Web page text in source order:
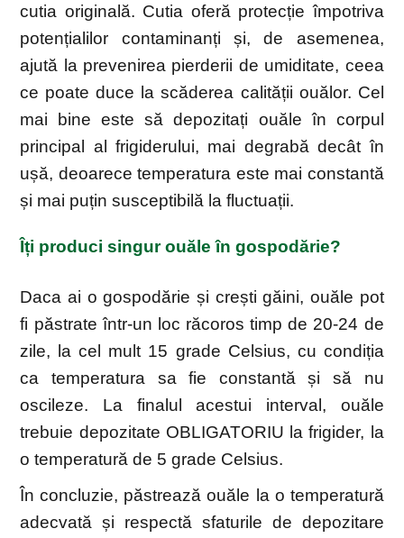
cutia originală. Cutia oferă protecție împotriva
potențialilor contaminanți și, de asemenea,
ajută la prevenirea pierderii de umiditate, ceea
ce poate duce la scăderea calității ouălor. Cel
mai bine este să depozitați ouăle în corpul
principal al frigiderului, mai degrabă decât în
ușă, deoarece temperatura este mai constantă
și mai puțin susceptibilă la fluctuații.
Îți produci singur ouăle în gospodărie?
Daca ai o gospodărie și crești găini, ouăle pot
fi păstrate într-un loc răcoros timp de 20-24 de
zile, la cel mult 15 grade Celsius, cu condiția
ca temperatura sa fie constantă și să nu
oscileze. La finalul acestui interval, ouăle
trebuie depozitate OBLIGATORIU la frigider, la
o temperatură de 5 grade Celsius.
În concluzie, păstrează ouăle la o temperatură
adecvată și respectă sfaturile de depozitare